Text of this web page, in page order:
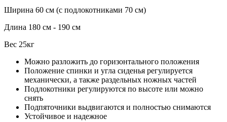
Ширина 60 см (с подлокотниками 70 см)
Длина 180 см - 190 см
Вес 25кг
Можно разложить до горизонтального положения
Положение спинки и угла сиденья регулируется
механически, а также раздельных ножных частей
Подлокотники регулируются по высоте или можно
снять
Подпяточники выдвигаются и полностью снимаются
Устойчивое и надежное